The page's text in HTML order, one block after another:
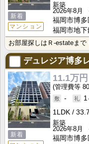
新着
マンション
新築
2026年8月
福岡市博多
福岡市地
お部屋探しはＲ-estateまで
デュレジア博多
新着
11.1万円
-
1
1LDK
新築
2026年8月
福岡市博多